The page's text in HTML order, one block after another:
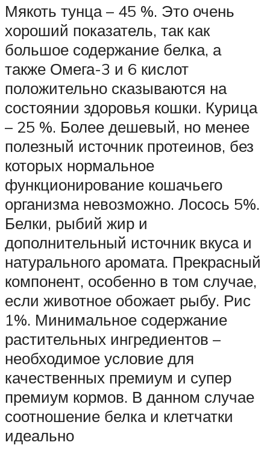
Мякоть тунца – 45 %. Это очень
хороший показатель, так как
большое содержание белка, а
также Омега-3 и 6 кислот
положительно сказываются на
состоянии здоровья кошки. Курица
– 25 %. Более дешевый, но менее
полезный источник протеинов, без
которых нормальное
функционирование кошачьего
организма невозможно. Лосось 5%.
Белки, рыбий жир и
дополнительный источник вкуса и
натурального аромата. Прекрасный
компонент, особенно в том случае,
если животное обожает рыбу. Рис
1%. Минимальное содержание
растительных ингредиентов –
необходимое условие для
качественных премиум и супер
премиум кормов. В данном случае
соотношение белка и клетчатки
идеально